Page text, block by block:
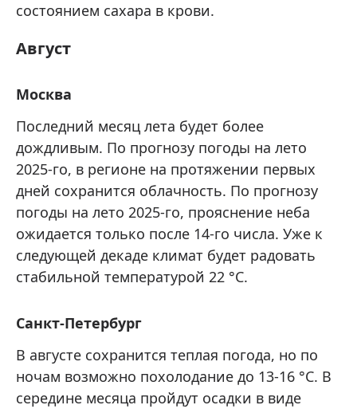
состоянием сахара в крови.
Август
Москва
Последний месяц лета будет более
дождливым. По прогнозу погоды на лето
2025-го, в регионе на протяжении первых
дней сохранится облачность. По прогнозу
погоды на лето 2025-го, прояснение неба
ожидается только после 14-го числа. Уже к
следующей декаде климат будет радовать
стабильной температурой 22 °C.
Санкт-Петербург
В августе сохранится теплая погода, но по
ночам возможно похолодание до 13-16 °C. В
середине месяца пройдут осадки в виде